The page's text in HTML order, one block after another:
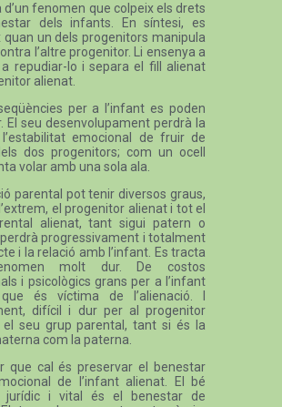
d’un fenomen que colpeix els drets
dels infants. En síntesi, es
quan un dels progenitors manipula
l’altre progenitor. Li ensenya a
a repudiar-lo i separa el fill alienat
alienat.
per a l’infant es poden
El seu desenvolupament perdrà la
l’estabilitat emocional de fruir de
dos progenitors; com un ocell
volar amb una sola ala.
parental pot tenir diversos graus,
el progenitor alienat i tot el
alienat, tant sigui patern o
progressivament i totalment
i la relació amb l’infant. Es tracta
molt dur. De costos
i psicològics grans per a l’infant
és víctima de l’alienació. I
difícil i dur per al progenitor
el seu grup parental, tant si és la
com la paterna.
que cal és preservar el benestar
de l’infant alienat. El bé
jurídic i vital és el benestar de